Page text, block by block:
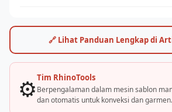
rendah. Digital printing (DTF/sublimasi)
satuan, full-color, dan desain detail.
🔗 Lihat Panduan Lengkap di
⚙️Tim RhinoTools
Berpengalaman dalam mesin sablon
dan otomatis untuk konveksi dan garmen.